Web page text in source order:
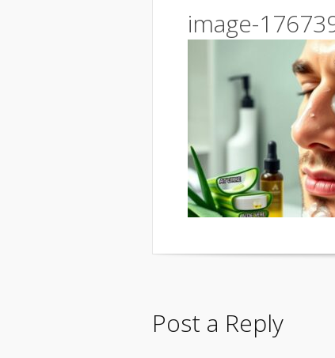
image-
Post a Reply